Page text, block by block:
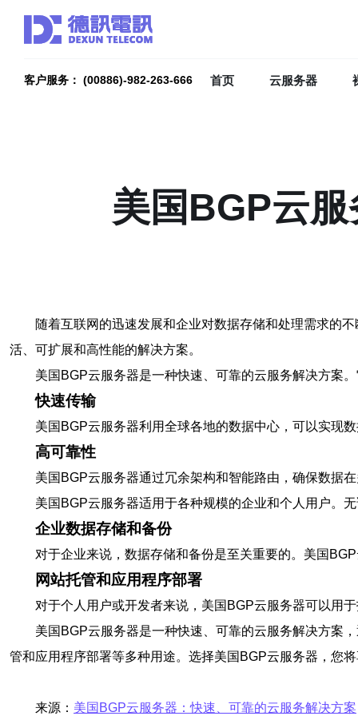
客户服务： (00886)-982-263-666 首页 云服务器
美国BGP云
随着互联网的迅速发展和企业对数据存储和处理需求的
活、可扩展和高性能的解决方案。
美国BGP云服务器是一种快速、可靠的云服务解决方案
快速传输
美国BGP云服务器利用全球各地的数据中心，可以实现
高可靠性
美国BGP云服务器通过冗余架构和智能路由，确保数据
美国BGP云服务器适用于各种规模的企业和个人用户。
企业数据存储和备份
对于企业来说，数据存储和备份是至关重要的。美国
网站托管和应用程序部署
对于个人用户或开发者来说，美国BGP云服务器可以用
美国BGP云服务器是一种快速、可靠的云服务解决方案
管和应用程序部署等多种用途。选择美国BGP云服务器，您
来源： 美国BGP云服务器：快速、可靠的云服务解决方案